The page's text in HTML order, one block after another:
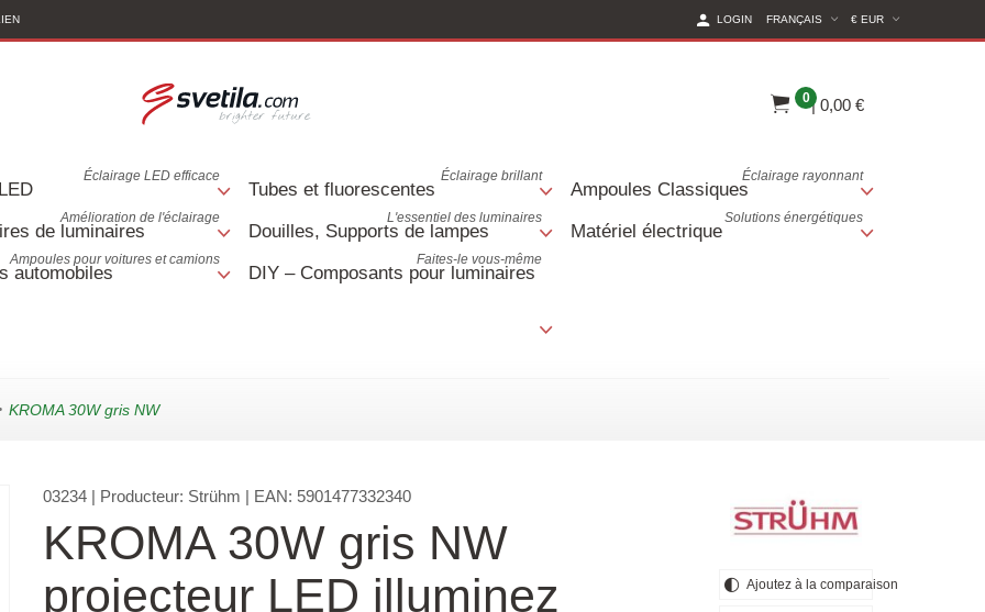
€ EUR (CURRENT
FRANÇAIS
LOGIN
0| 0,00 €
Éclairage LED efficace
Tubes et fluorescentes
Éclairage brillant
Ampoules Classiques
Éclairage rayonnant
de luminaires
Amélioration de l'éclairage
Douilles, Supports de lampes
L'essentiel des luminaires
Matériel électrique
Solutions énergétiques
automobiles
Ampoules pour voitures et camions
DIY – Composants pour luminaires
Faites-le vous-même
KROMA 30W gris NW
03234| Producteur: Strühm | EAN: 5901477332340
KROMA 30W gris NW
projecteur LED illuminez
Ajoutez à la comparaison